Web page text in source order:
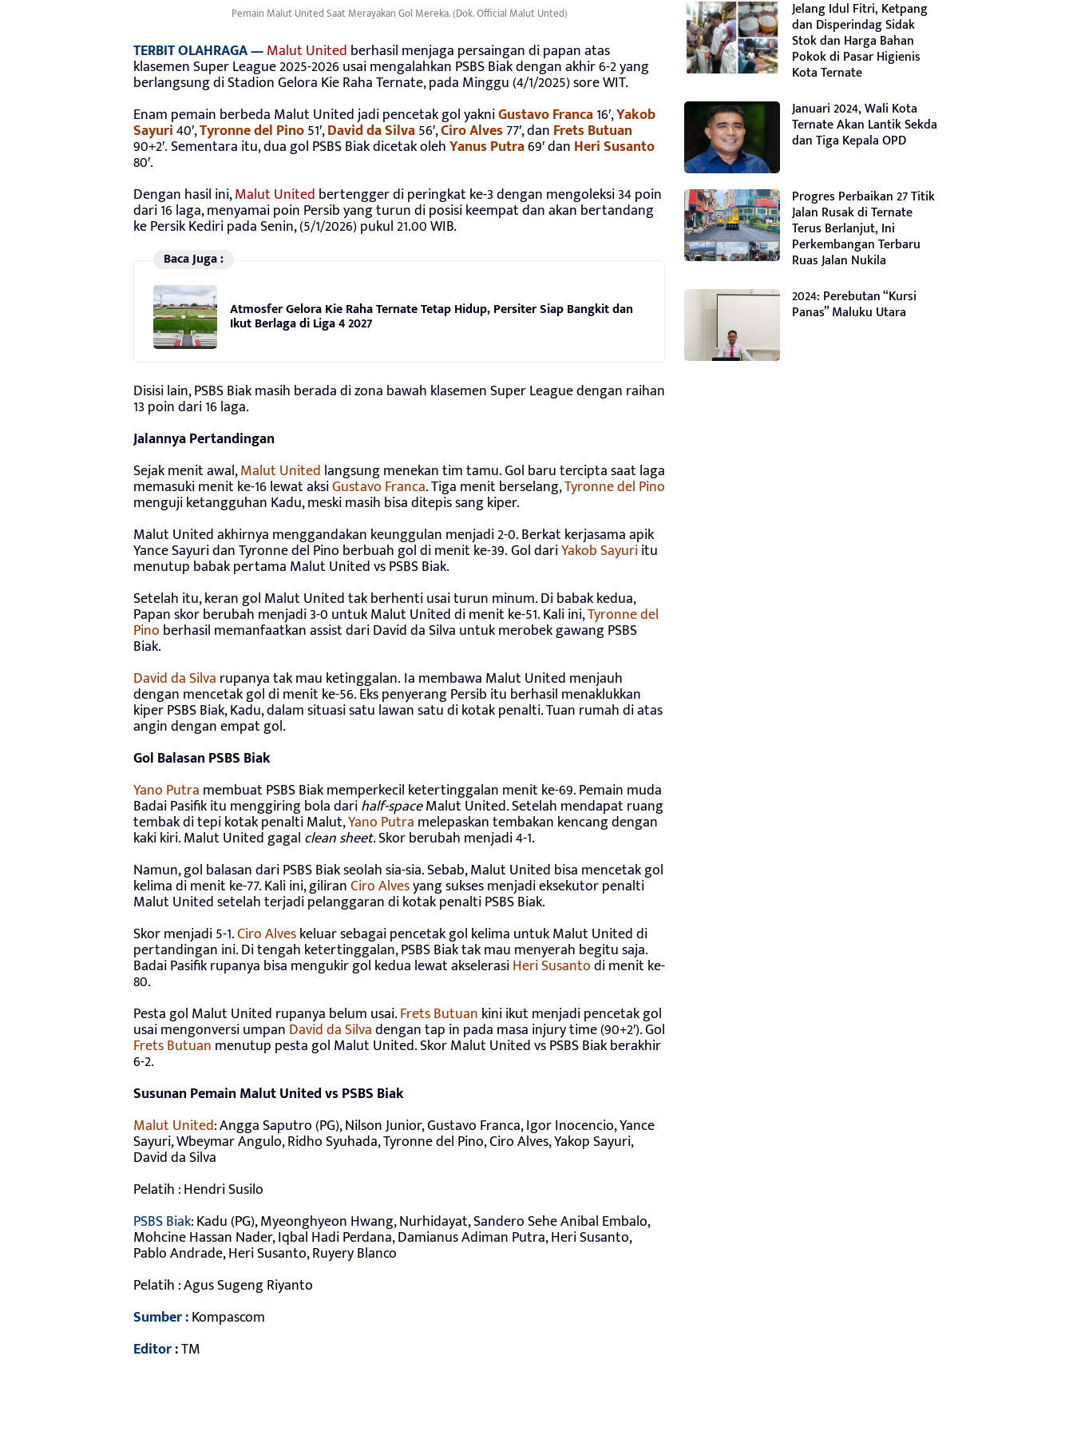
Pemain Malut United Saat Merayakan Gol Mereka. (Dok. Official Malut Unted)
TERBIT OLAHRAGA —Malut United berhasil menjaga persaingan di papan atas
klasemen Super League 2025-2026 usai mengalahkan PSBS Biak dengan akhir 6-2 yang
berlangsung di Stadion Gelora Kie Raha Ternate, pada Minggu (4/1/2025) sore WIT.
Enam pemain berbeda Malut United jadi pencetak gol yakniGustavo Franca16′,Yakob
Sayuri40′,Tyronne del Pino51′,David da Silva56′,Ciro Alves77′, dan Frets Butuan
90+2′. Sementara itu, dua gol PSBS Biak dicetak olehYanus Putra69′ dan Heri Susanto
80′.
Dengan hasil ini,Malut United bertengger di peringkat ke-3 dengan mengoleksi 34 poin
dari 16 laga, menyamai poin Persib yang turun di posisi keempat dan akan bertandang
ke Persik Kediri pada Senin, (5/1/2026) pukul 21.00 WIB.
Baca Juga :
Atmosfer Gelora Kie Raha Ternate Tetap Hidup, Persiter Siap Bangkit dan
Ikut Berlaga di Liga 4 2027
Disisi lain, PSBS Biak masih berada di zona bawah klasemen Super League dengan raihan
13 poin dari 16 laga.
Jalannya Pertandingan
Sejak menit awal,Malut United langsung menekan tim tamu. Gol baru tercipta saat laga
memasuki menit ke-16 lewat aksiGustavo Franca. Tiga menit berselang,Tyronne del Pino
menguji ketangguhan Kadu, meski masih bisa ditepis sang kiper.
Malut United akhirnya menggandakan keunggulan menjadi 2-0. Berkat kerjasama apik
Yance Sayuri dan Tyronne del Pino berbuah gol di menit ke-39. Gol dariYakob Sayuriitu
menutup babak pertama Malut United vs PSBS Biak.
Setelah itu, keran gol Malut United tak berhenti usai turun minum. Di babak kedua,
Papan skor berubah menjadi 3-0 untuk Malut United di menit ke-51. Kali ini,Tyronne del
Pino berhasil memanfaatkan assist dari David da Silva untuk merobek gawang PSBS
Biak.
David da Silva rupanya tak mau ketinggalan. Ia membawa Malut United menjauh
dengan mencetak gol di menit ke-56. Eks penyerang Persib itu berhasil menaklukkan
kiper PSBS Biak, Kadu, dalam situasi satu lawan satu di kotak penalti. Tuan rumah di atas
angin dengan empat gol.
Gol Balasan PSBS Biak
Yano Putra membuat PSBS Biak memperkecil ketertinggalan menit ke-69. Pemain muda
Badai Pasifik itu menggiring bola darihalf-spaceMalut United. Setelah mendapat ruang
tembak di tepi kotak penalti Malut,Yano Putra melepaskan tembakan kencang dengan
kaki kiri. Malut United gagal clean sheet. Skor berubah menjadi 4-1.
Namun, gol balasan dari PSBS Biak seolah sia-sia. Sebab, Malut United bisa mencetak gol
kelima di menit ke-77. Kali ini, giliranCiro Alvesyang sukses menjadi eksekutor penalti
Malut United setelah terjadi pelanggaran di kotak penalti PSBS Biak.
Skor menjadi 5-1.Ciro Alveskeluar sebagai pencetak gol kelima untuk Malut United di
pertandingan ini. Di tengah ketertinggalan, PSBS Biak tak mau menyerah begitu saja.
Badai Pasifik rupanya bisa mengukir gol kedua lewat akselerasiHeri Susantodi menit ke-
80.
Pesta gol Malut United rupanya belum usai.Frets Butuan kini ikut menjadi pencetak gol
usai mengonversi umpan David da Silvadengan tap in pada masa injury time (90+2′). Gol
Frets Butuan menutup pesta gol Malut United. Skor Malut United vs PSBS Biak berakhir
6-2.
Susunan Pemain Malut United vs PSBS Biak
Malut United: Angga Saputro (PG), Nilson Junior, Gustavo Franca, Igor Inocencio, Yance
Sayuri, Wbeymar Angulo, Ridho Syuhada, Tyronne del Pino, Ciro Alves, Yakop Sayuri,
David da Silva
Pelatih : Hendri Susilo
PSBS Biak: Kadu (PG), Myeonghyeon Hwang, Nurhidayat, Sandero Sehe Anibal Embalo,
Mohcine Hassan Nader, Iqbal Hadi Perdana, Damianus Adiman Putra, Heri Susanto,
Pablo Andrade, Heri Susanto, Ruyery Blanco
Pelatih : Agus Sugeng Riyanto
Sumber :Kompascom
Editor:TM
Jelang Idul Fitri, Ketpang
dan Disperindag Sidak
Stok dan Harga Bahan
Pokok di Pasar Higienis
Kota Ternate
Januari 2024, Wali Kota
Ternate Akan Lantik Sekda
dan Tiga Kepala OPD
Progres Perbaikan 27 Titik
Jalan Rusak di Ternate
Terus Berlanjut, Ini
Perkembangan Terbaru
Ruas Jalan Nukila
2024: Perebutan “Kursi
Panas” Maluku Utara